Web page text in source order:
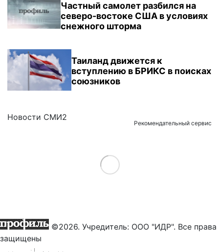
Частный самолет разбился на
северо-востоке США в условиях
снежного шторма
Таиланд движется к
вступлению в БРИКС в поисках
союзников
Новости СМИ2
Рекомендательный сервис
Load More
©2026. Учредитель: ООО "ИДР". Все права
защищены